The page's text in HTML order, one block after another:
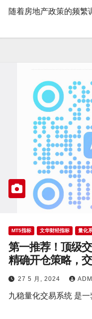
随着房地产政策的频
MT5指标 文华财经指标 量化
第一推荐！顶级
精确开仓策略，
27 5 月, 2024
九稳量化交易系统 是